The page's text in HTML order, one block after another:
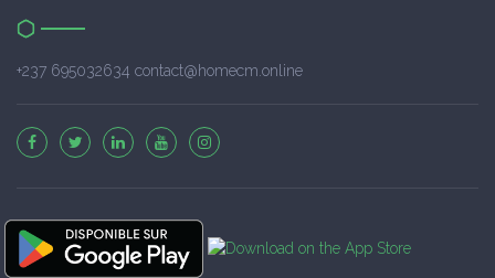
+237 695032634 contact@homecm.online